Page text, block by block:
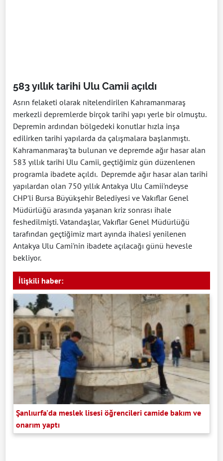
583 yıllık tarihi Ulu Camii açıldı
Asrın felaketi olarak nitelendirilen Kahramanmaraş
merkezli depremlerde birçok tarihi yapı yerle bir olmuştu.
Depremin ardından bölgedeki konutlar hızla inşa
edilirken tarihi yapılarda da çalışmalara başlanmıştı.
Kahramanmaraş'ta bulunan ve depremde ağır hasar alan
583 yıllık tarihi Ulu Camii, geçtiğimiz gün düzenlenen
programla ibadete açıldı. Depremde ağır hasar alan tarihi
yapılardan olan 750 yıllık Antakya Ulu Camii'ndeyse
CHP'li Bursa Büyükşehir Belediyesi ve Vakıflar Genel
Müdürlüğü arasında yaşanan kriz sonrası ihale
feshedilmişti. Vatandaşlar, Vakıflar Genel Müdürlüğü
tarafından geçtiğimiz mart ayında ihalesi yenilenen
Antakya Ulu Cami'nin ibadete açılacağı günü hevesle
bekliyor.
İlişkili haber:
Şanlıurfa'da meslek lisesi öğrencileri camide bakım ve
onarım yaptı